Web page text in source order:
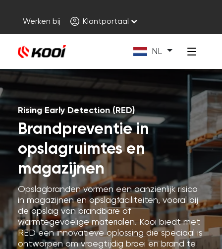
Werken bij Klantportaal
NL
Rising Early Detection (RED)
Brandpreventie in
opslagruimtes en
magazijnen
Opslagbranden vormen een aanzienlijk risico
in magazijnen en opslagfaciliteiten, vooral bij
de opslag van brandbare of
warmtegevoelige materialen. Kooi biedt met
RED een innovatieve oplossing die speciaal is
ontworpen om vroegtijdig broei en brand te